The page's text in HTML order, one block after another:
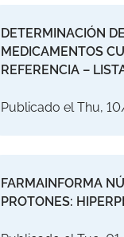
DETERMINACIÓN
MEDICAMENTOS
REFERENCIA –
Publicado el Thu,
FARMAINFORMA
PROTONES: